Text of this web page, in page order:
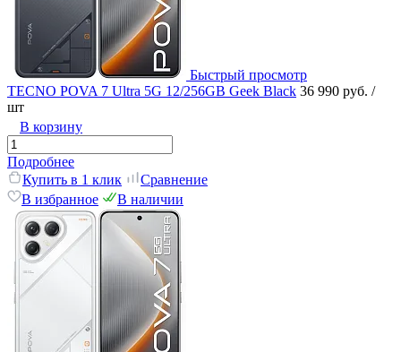
Быстрый просмотр
TECNO POVA 7 Ultra 5G 12/256GB Geek Black 36 990 руб. /
шт
В корзину
Подробнее
Купить в 1 клик
Сравнение
В избранное
В наличии